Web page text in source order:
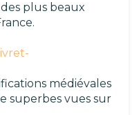
plus beaux
médiévales
superbes vues sur